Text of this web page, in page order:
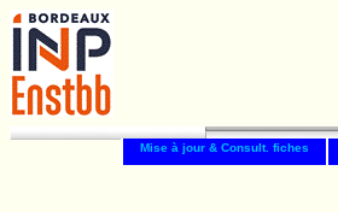
Mise à jour & Consult. fiches